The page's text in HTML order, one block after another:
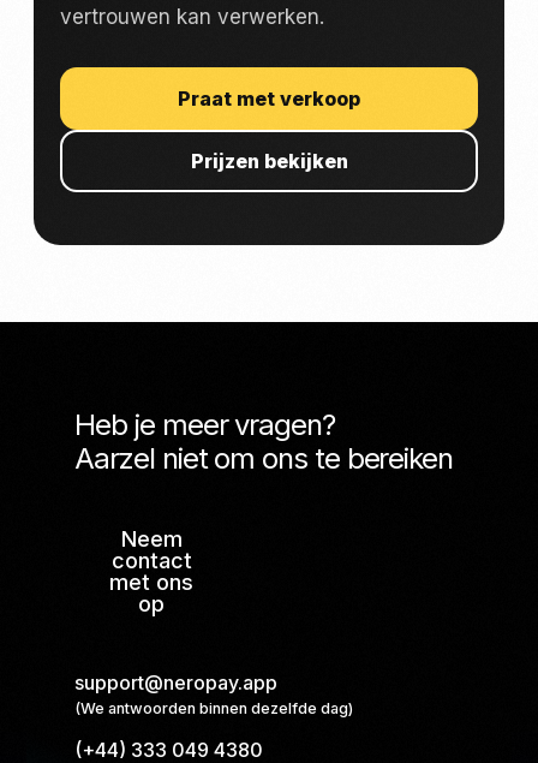
vertrouwen kan verwerken.
Praat met verkoop
Prijzen bekijken
Heb je meer vragen?
Aarzel niet om ons te bereiken
Neem
contact
met ons
op
support@neropay.app
(We antwoorden binnen dezelfde dag)
(+44) 333 049 4380